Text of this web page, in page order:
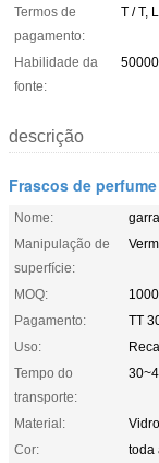
Termos de
pagamento:
T / T,
Habilidade da
fonte:
descrição
Frascos de
Nome:
Manipulação de
superfície:
MOQ:
Pagamento:
TT
Uso:
Tempo do
transporte:
Material:
Cor:
toda